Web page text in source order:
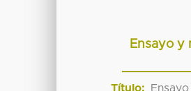
Ensayo y
Título: